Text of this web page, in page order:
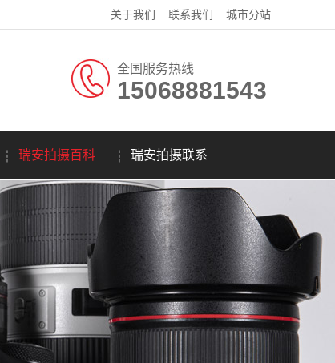
关于我们 联系我们 城市分站
全国服务热线
15068881543
瑞安拍摄百科 瑞安拍摄联系